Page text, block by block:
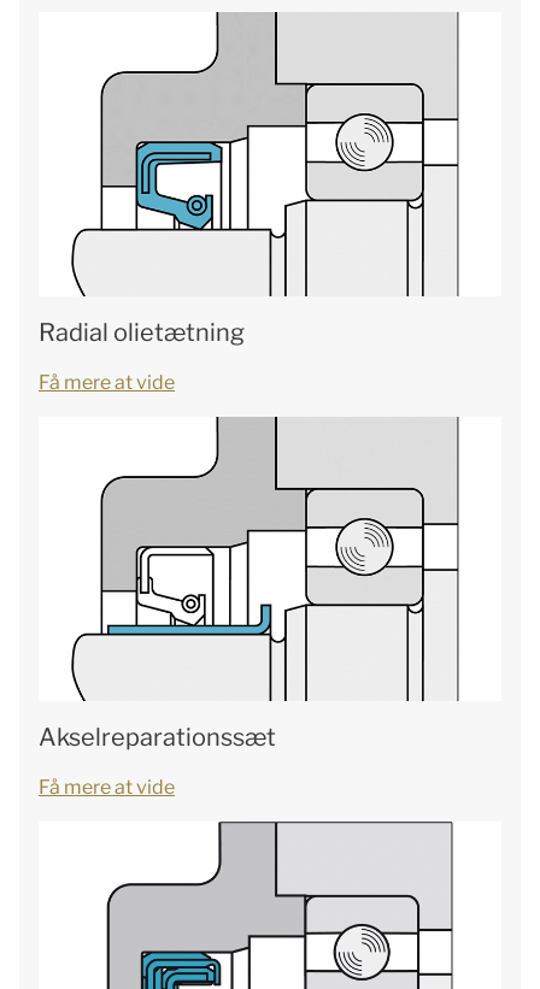
Radial olietætning
Få mere at vide
Akselreparationssæt
Få mere at vide